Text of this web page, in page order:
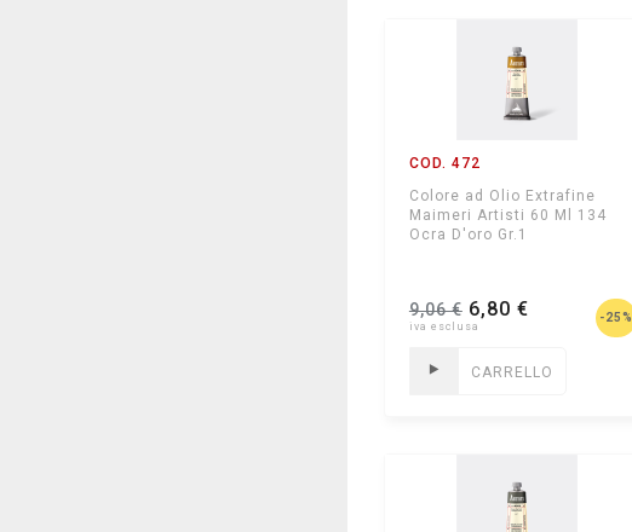
COD. 472
Colore ad Olio Extrafine
Maimeri Artisti 60 Ml 134
Ocra D'oro Gr.1
9,06 €6,80 € -25%
CARRELLO